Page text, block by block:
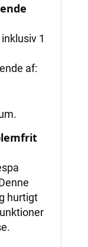
1
af:
hurtigt